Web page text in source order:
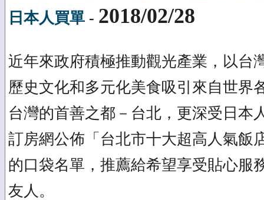
日本人買單 - 2018/02/28
近年來政府積極推動觀光產業，以台
歷史文化和多元化美食吸引來自世界
台灣的首善之都－台北，更深受日本
訂房網公佈「台北市十大超高人氣飯
的口袋名單，推薦給希望享受貼心服
友人。